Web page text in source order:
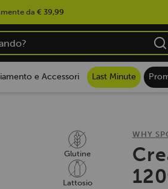
da € 39,99
e Accessori Last Minute
Glutine
Lattosio
WHY